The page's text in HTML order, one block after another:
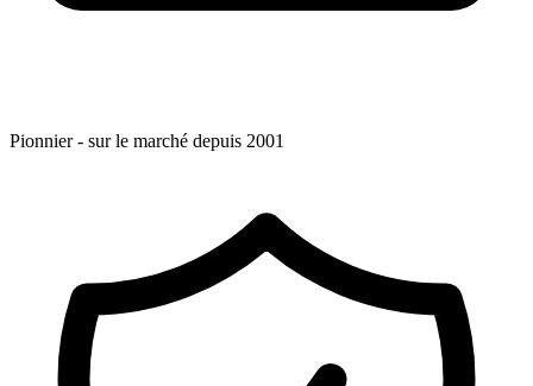
Pionnier - sur le marché depuis 2001